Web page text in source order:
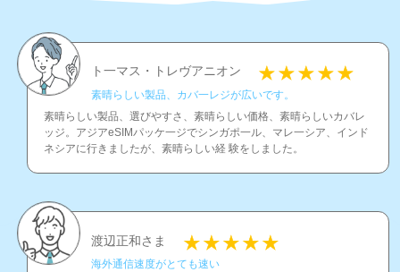
ト一マス・トレヴアニオン
素晴らしい製品、カバ一レジが広いです。
素晴らしい製品、選びやすさ、素晴らしい価格、素晴らしいカバレ
ッジ。アジアeSIMパッケ一ジでシンガポ一ル、マレ一シア、インド
ネシアに行きましたが、素晴らしい経 験をしました。
渡辺正和さま
海外通信速度がとても速い